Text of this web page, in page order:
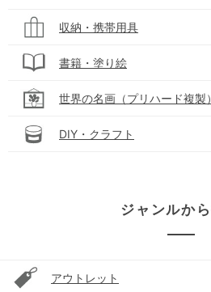
収納・携帯用具
書籍・塗り絵
世界の名画（プリハード複製）
DIY・クラフト
ジャンルか
アウトレット